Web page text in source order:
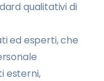
qualitativi di
ed esperti, che
esterni,